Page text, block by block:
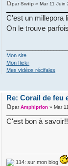
parSwiip » Mar 11 Juin
C'est un millepora
On le trouve
Mon site
Mon flickr
Mes vidéos récifales
Re: Corail de feu
parAmphiprion » Mar
C'est bon à savoir!!
sur mon blog